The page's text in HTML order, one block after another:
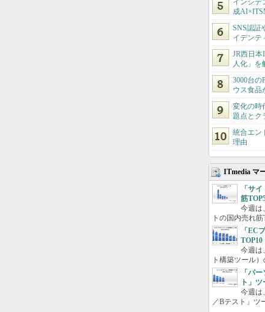
インシデ
成
SNS認証
イデンテ
JR西日
人化」を
3000台の
ウス食品
変化の時
題点とク
統合エン
理由
ITmedia マ
「サ
筋
今週は
トの国内売れ
「EC
TOP10
今週は
ト構築ツール
「パ
ト」
今週は
／Bテスト」ツ